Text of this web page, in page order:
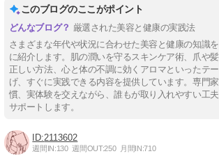
このブログのここがポイント
厳選された美容と健康の実践法
さまざまな年代や状況に合わせた美容と健康の知識
に紹介します。肌の潤いを守るスキンケア術、爪や
正しい方法、心と体の不調に効くアロマといったテ
げ、すぐに実践できる内容を提供しています。専門
慣、実体験を交えながら、誰もが取り入れやすい工
サポートします。
2113602
週間IN:130 週間OUT:250 月間IN:710